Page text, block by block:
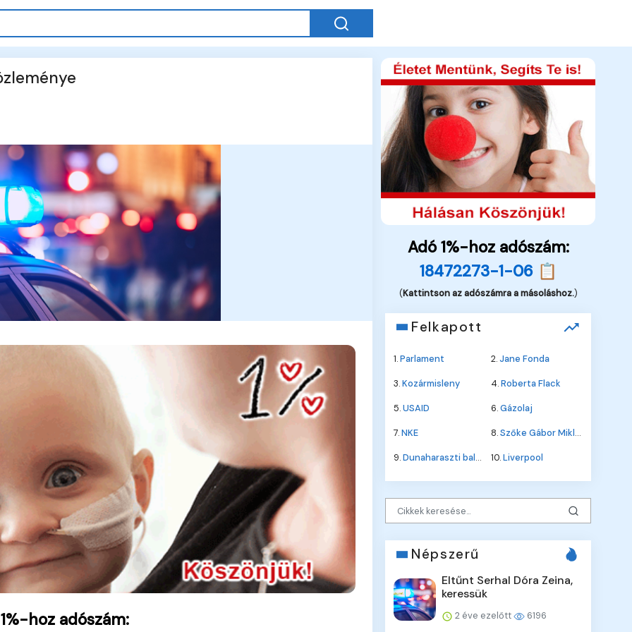
hoz adószám:
Adó 1%-hoz adószám:
18472273-1-06 📋
(Kattintson az adószámra a másoláshoz.)
Felkapott
1.Parlament 2.Jane Fonda
3.Kozármisleny 4.Roberta Flack
5.USAID 6.Gázolaj
7.NKE 8.Szőke Gábor Miklós
9.Dunaharaszti baleset 10.Liverpool
Népszerű
Eltűnt Serhal Dóra Zeina,
keressük
2 éve ezelőtt 6196